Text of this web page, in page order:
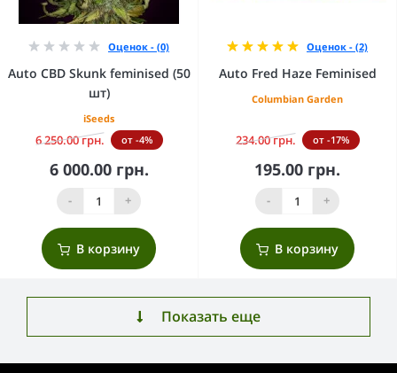
Оценок - (0)
Auto CBD Skunk feminised (50
шт)
iSeeds
6 250.00 грн. от -4%
6 000.00 грн.
- +
В корзину
Оценок - (2)
Auto Fred Haze Feminised
Columbian Garden
234.00 грн. от -17%
195.00 грн.
- +
В корзину
Показать еще